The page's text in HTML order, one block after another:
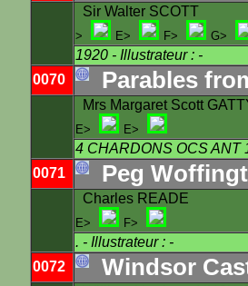
Sir Walter SCOTT
> E> F> G>
1920 - Illustrateur : -
0070
Parables
Mrs Margaret Scott
E> E>
4 CHARDONS OCS ANT
0071
Peg
Charles READE
E> F>
. - Illustrateur : -
0072
Windsor